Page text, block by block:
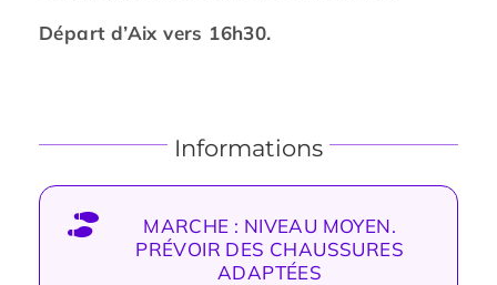
Départ d’Aix vers 16h30.
Informations
MARCHE : NIVEAU MOYEN.
PRÉVOIR DES CHAUSSURES
ADAPTÉES